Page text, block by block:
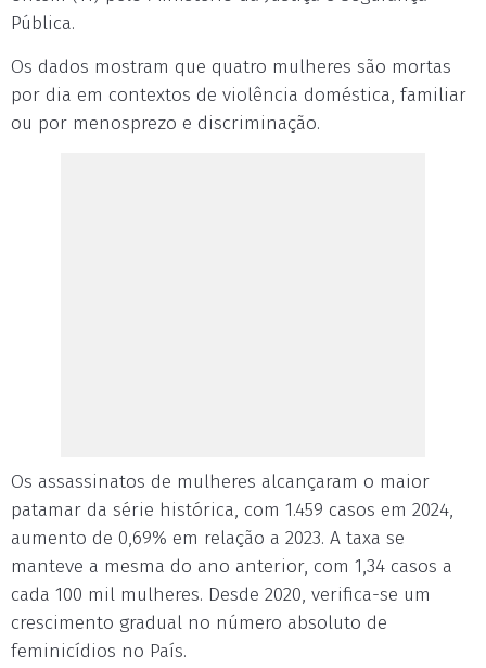
Pública.
Os dados mostram que quatro mulheres são mortas
por dia em contextos de violência doméstica, familiar
ou por menosprezo e discriminação.
Os assassinatos de mulheres alcançaram o maior
patamar da série histórica, com 1.459 casos em 2024,
aumento de 0,69% em relação a 2023. A taxa se
manteve a mesma do ano anterior, com 1,34 casos a
cada 100 mil mulheres. Desde 2020, verifica-se um
crescimento gradual no número absoluto de
feminicídios no País.